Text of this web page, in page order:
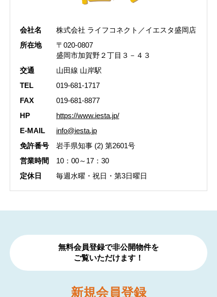
会社名
株式会社 ライフコネクト／イエスタ盛岡店
所在地
〒020-0807
盛岡市加賀野２丁目３－４３
交通
山田線 山岸駅
TEL
019-681-1717
FAX
019-681-8877
HP
https://www.iesta.jp/
E-MAIL
info@iesta.jp
免許番号
岩手県知事 (2) 第2601号
営業時間
10：00～17：30
定休日
毎週水曜・祝日・第3日曜日
無料会員登録で非公開物件を
ご覧いただけます！
新規会員登録